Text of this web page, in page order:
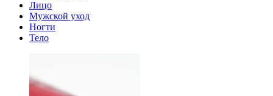
Лицо
Мужской уход
Ногти
Тело